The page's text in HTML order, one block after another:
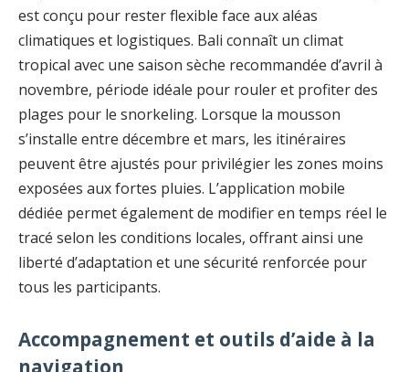
est conçu pour rester flexible face aux aléas
climatiques et logistiques. Bali connaît un climat
tropical avec une saison sèche recommandée d’avril à
novembre, période idéale pour rouler et profiter des
plages pour le snorkeling. Lorsque la mousson
s’installe entre décembre et mars, les itinéraires
peuvent être ajustés pour privilégier les zones moins
exposées aux fortes pluies. L’application mobile
dédiée permet également de modifier en temps réel le
tracé selon les conditions locales, offrant ainsi une
liberté d’adaptation et une sécurité renforcée pour
tous les participants.
Accompagnement et outils d’aide à la
navigation